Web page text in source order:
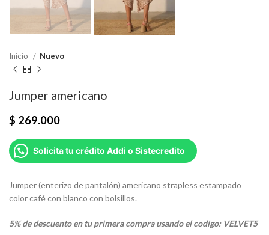
Inicio Nuevo
Jumper americano
$ 269.000
Solicita tu crédito Addi o Sistecredito
Jumper (enterizo de pantalón) americano strapless estampado
color café con blanco con bolsillos.
5% de descuento en tu primera compra usando el codigo: VELVET5